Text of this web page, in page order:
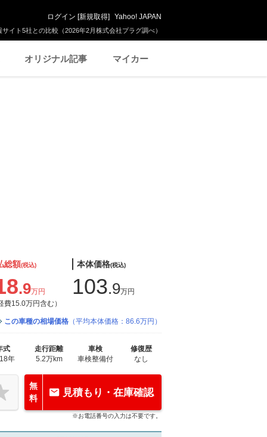
イト5社との比較（2026年2月株式会社プラグ調べ）
ログイン [新規取得] Yahoo! JAPAN
オリジナル記事 マイカー
総額(税込)
.9万円
費15.0万円含む）
本体価格(税込)
103.9万円
この車種の相場価格 （平均本体価格：86.6万円）
式
年
走行距離
5.2万km
車検
車検整備付
修復歴
なし
無
料
見積もり・在庫確認
※お電話番号の入力は不要です。